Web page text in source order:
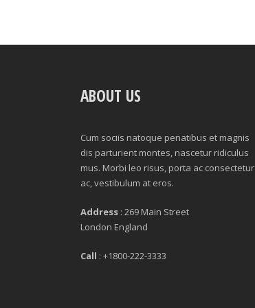
ABOUT US
Cum sociis natoque penatibus et magnis
dis parturient montes, nascetur ridiculus
mus. Morbi leo risus, porta ac consectetur
ac, vestibulum at eros.
Address : 269 Main Street
London England
Call : +1800-222-3333